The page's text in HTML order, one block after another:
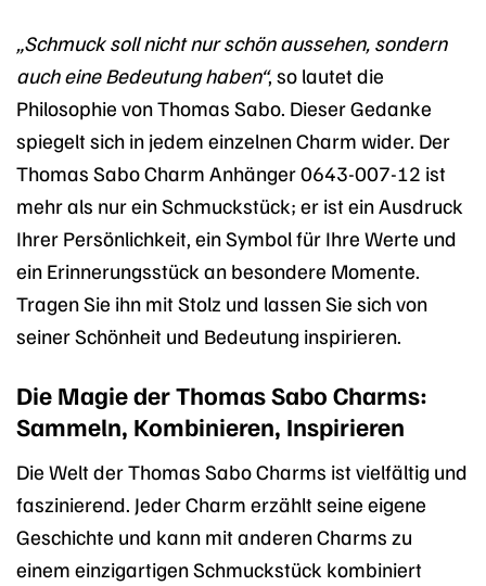
„Schmuck soll nicht nur schön aussehen, sondern
auch eine Bedeutung haben“, so lautet die
Philosophie von Thomas Sabo. Dieser Gedanke
spiegelt sich in jedem einzelnen Charm wider. Der
Thomas Sabo Charm Anhänger 0643-007-12 ist
mehr als nur ein Schmuckstück; er ist ein Ausdruck
Ihrer Persönlichkeit, ein Symbol für Ihre Werte und
ein Erinnerungsstück an besondere Momente.
Tragen Sie ihn mit Stolz und lassen Sie sich von
seiner Schönheit und Bedeutung inspirieren.
Die Magie der Thomas Sabo Charms:
Sammeln, Kombinieren, Inspirieren
Die Welt der Thomas Sabo Charms ist vielfältig und
faszinierend. Jeder Charm erzählt seine eigene
Geschichte und kann mit anderen Charms zu
einem einzigartigen Schmuckstück kombiniert